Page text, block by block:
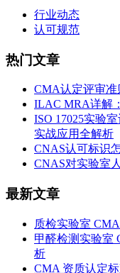
行业动态
认可规范
热门文章
CMA认定评审准
ILAC MRA详解
ISO 17025实验
实战应用全解析
CNAS认可标识
CNAS对实验室
最新文章
质检实验室
甲醛检测实验室
析
CMA 资质认定